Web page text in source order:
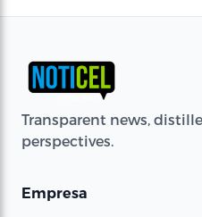
Transparent news,
perspectives.
Empresa